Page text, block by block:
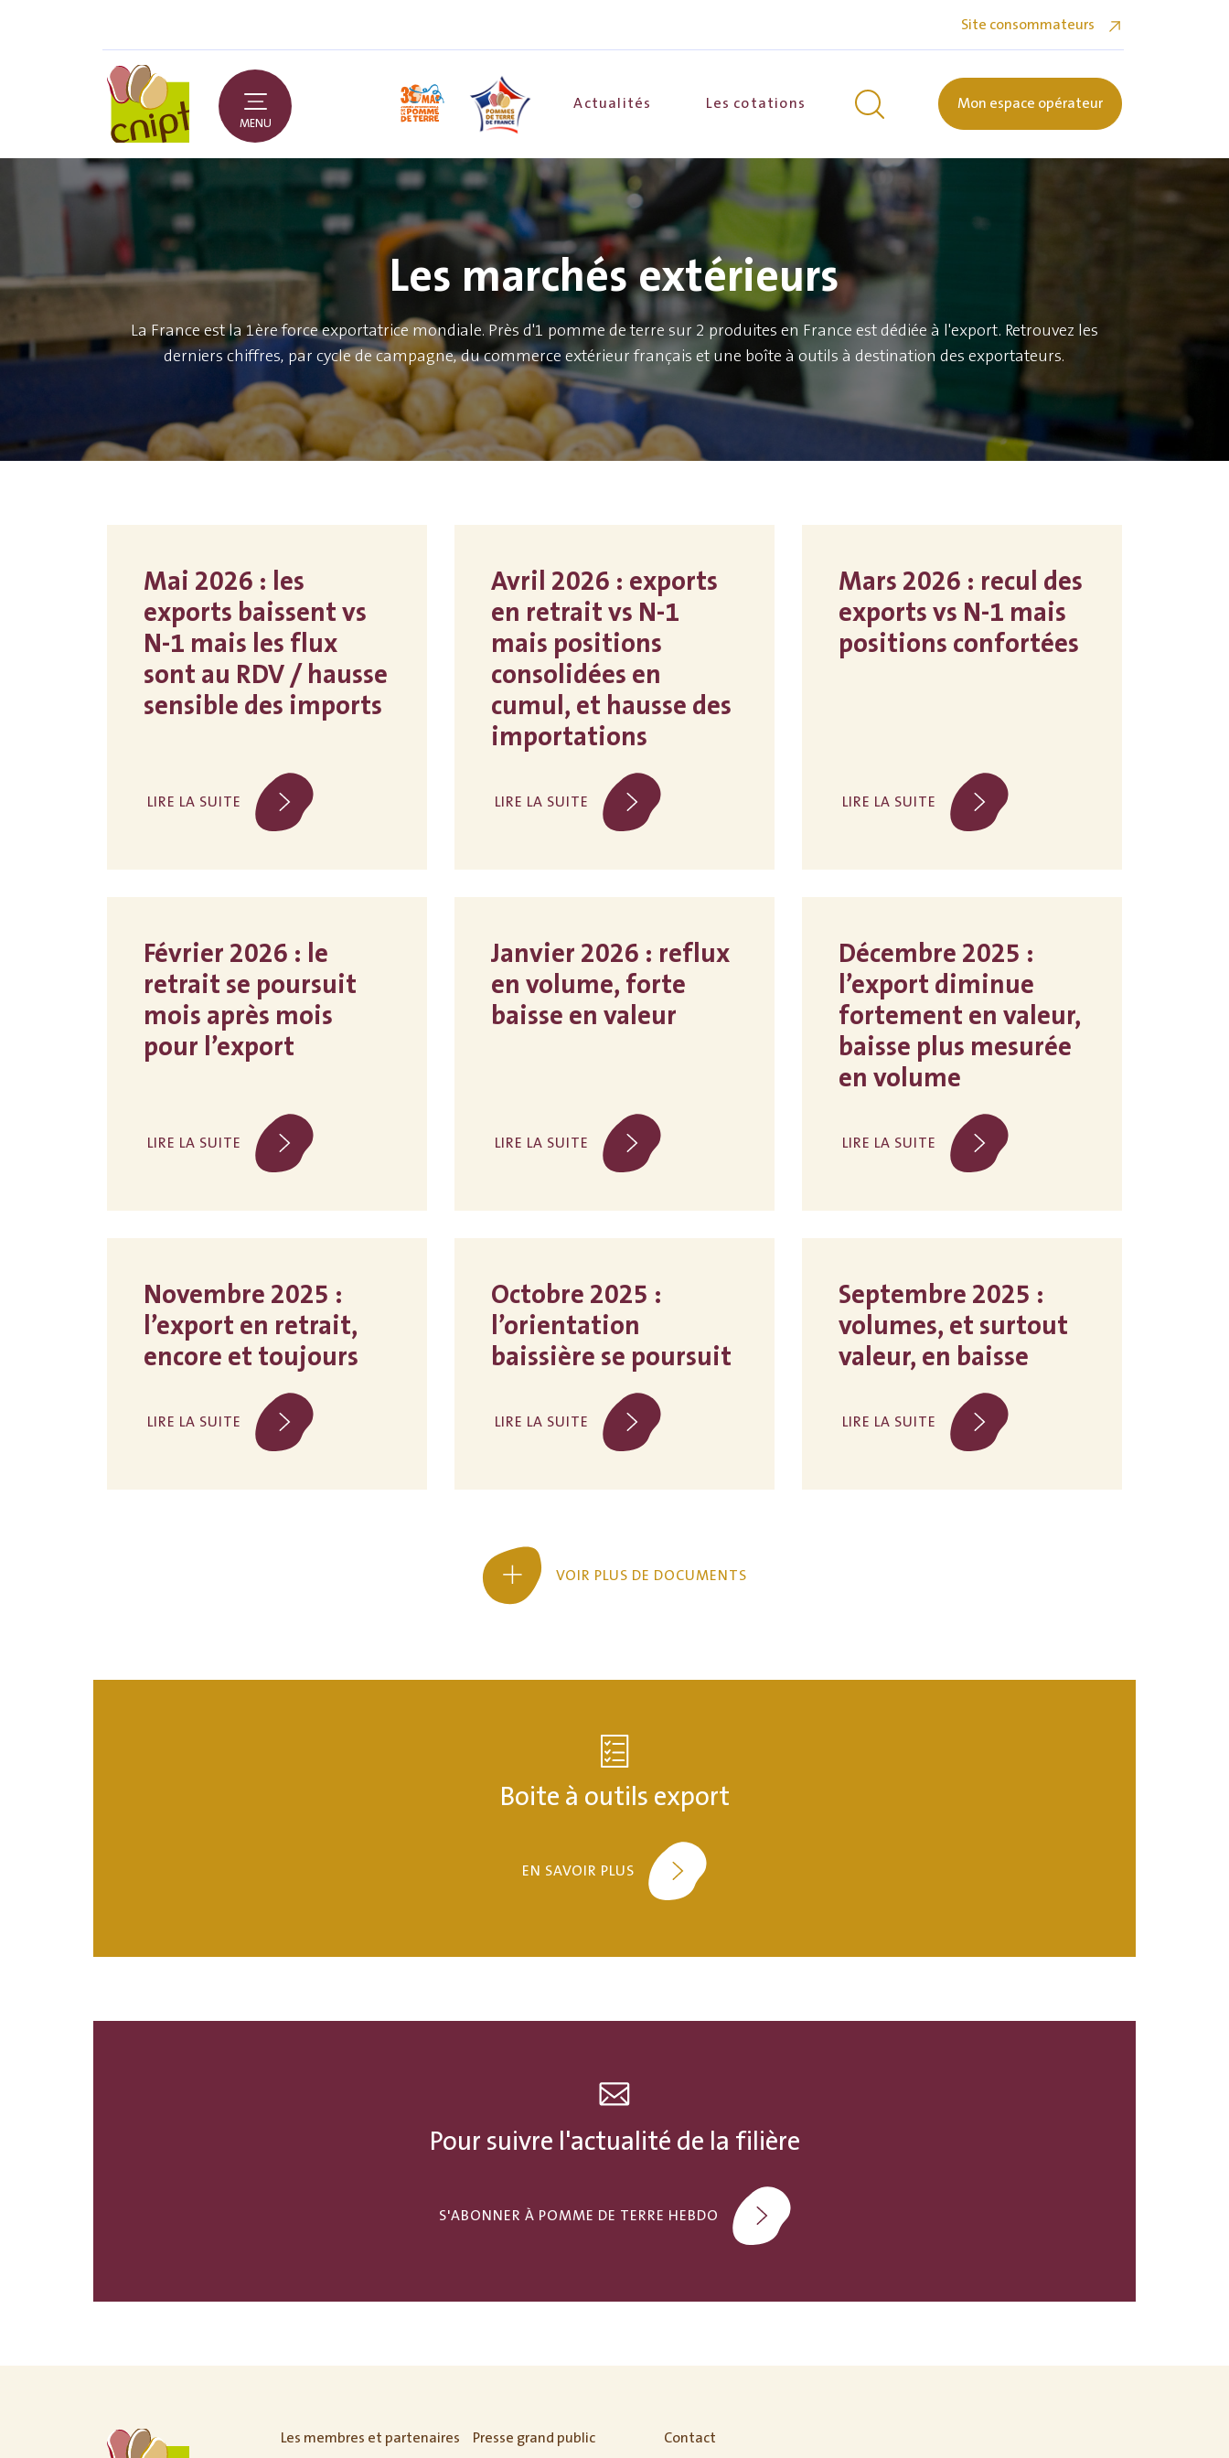
Site consommateurs
MENU
Actualités Les cotations Mon espace opérateur
Les marchés extérieurs
La France est la 1ère force exportatrice mondiale. Près d'1 pomme de terre sur 2 produites en France est dédiée à l'export. Retrouvez les
derniers chiffres, par cycle de campagne, du commerce extérieur français et une boîte à outils à destination des exportateurs.
Mai 2026 : les
exports baissent vs
N-1 mais les flux
sont au RDV / hausse
sensible des imports
LIRE LA SUITE
Avril 2026 : exports
en retrait vs N-1
mais positions
consolidées en
cumul, et hausse des
importations
LIRE LA SUITE
Mars 2026 : recul des
exports vs N-1 mais
positions confortées
LIRE LA SUITE
Février 2026 : le
retrait se poursuit
mois après mois
pour l’export
LIRE LA SUITE
Janvier 2026 : reflux
en volume, forte
baisse en valeur
LIRE LA SUITE
Décembre 2025 :
l’export diminue
fortement en valeur,
baisse plus mesurée
en volume
LIRE LA SUITE
Novembre 2025 :
l’export en retrait,
encore et toujours
LIRE LA SUITE
Octobre 2025 :
l’orientation
baissière se poursuit
LIRE LA SUITE
Septembre 2025 :
volumes, et surtout
valeur, en baisse
LIRE LA SUITE
VOIR PLUS DE DOCUMENTS
Boite à outils export
EN SAVOIR PLUS
Pour suivre l'actualité de la filière
S'ABONNER À POMME DE TERRE HEBDO
Les membres et partenaires Presse grand public Contact